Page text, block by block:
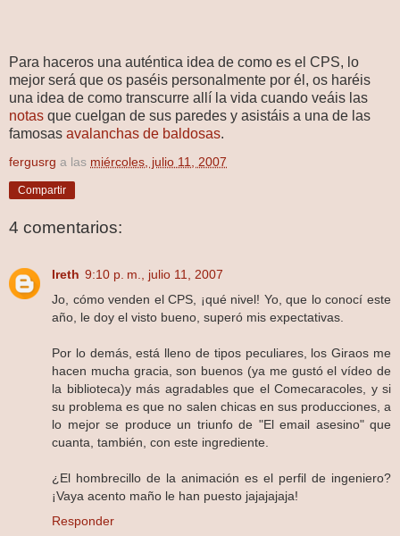
Para haceros una auténtica idea de como es el CPS, lo
mejor será que os paséis personalmente por él, os haréis
una idea de como transcurre allí la vida cuando veáis las
notas que cuelgan de sus paredes y asistáis a una de las
famosas avalanchas de baldosas.
fergusrg a las miércoles, julio 11, 2007
Compartir
4 comentarios:
Ireth 9:10 p. m., julio 11, 2007
Jo, cómo venden el CPS, ¡qué nivel! Yo, que lo conocí este
año, le doy el visto bueno, superó mis expectativas.
Por lo demás, está lleno de tipos peculiares, los Giraos me
hacen mucha gracia, son buenos (ya me gustó el vídeo de
la biblioteca)y más agradables que el Comecaracoles, y si
su problema es que no salen chicas en sus producciones, a
lo mejor se produce un triunfo de "El email asesino" que
cuanta, también, con este ingrediente.
¿El hombrecillo de la animación es el perfil de ingeniero?
¡Vaya acento maño le han puesto jajajajaja!
Responder